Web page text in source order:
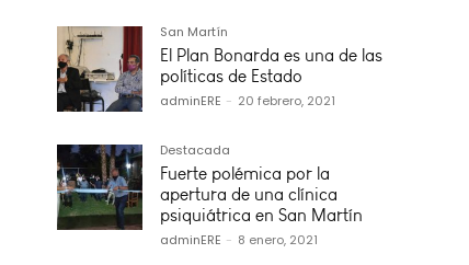
San Martín
El Plan Bonarda es una de las
políticas de Estado
adminERE - 20 febrero, 2021
Destacada
Fuerte polémica por la
apertura de una clínica
psiquiátrica en San Martín
adminERE - 8 enero, 2021